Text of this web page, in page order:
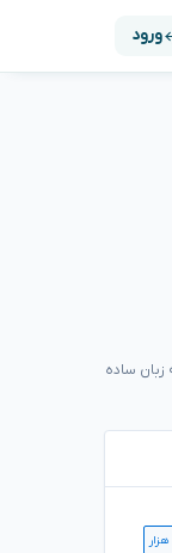
ورود
ساده